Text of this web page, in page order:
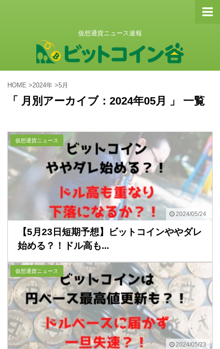
仮想通貨ニュース速報
HOME >2024年 >5月
「 月別アーカイブ：2024年05月 」 一覧
2024/05/24
仮想通貨ニュース
【5月23日短期予想】ビットコインややダレ
始める？！ドル高も...
2024/05/23
仮想通貨ニュース